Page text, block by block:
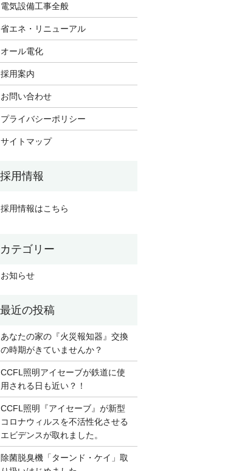
電気設備工事全般
省エネ・リニューアル
オール電化
採用案内
お問い合わせ
プライバシーポリシー
サイトマップ
採用情報はこちら
お知らせ
あなたの家の『火災報知器』交換
の時期がきていませんか？
CCFL照明アイセーブが鉄道に使
用される日も近い？！
CCFL照明『アイセーブ』が新型
コロナウィルスを不活性化させる
エビデンスが取れました。
除菌脱臭機「ターンド・ケイ」取